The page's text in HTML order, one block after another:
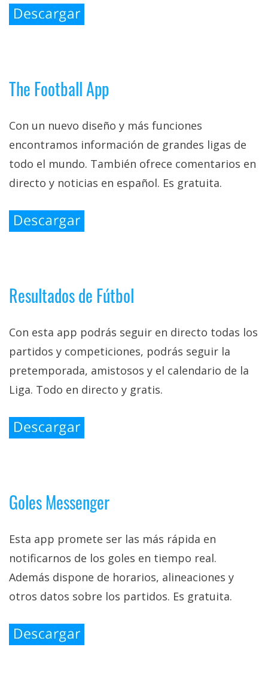
The Football App
Con un nuevo diseño y más funciones
encontramos información de grandes ligas de
todo el mundo. También ofrece comentarios en
directo y noticias en español. Es gratuita.
Resultados de Fútbol
Con esta app podrás seguir en directo todas los
partidos y competiciones, podrás seguir la
pretemporada, amistosos y el calendario de la
Liga. Todo en directo y gratis.
Goles Messenger
Esta app promete ser las más rápida en
notificarnos de los goles en tiempo real.
Además dispone de horarios, alineaciones y
otros datos sobre los partidos. Es gratuita.